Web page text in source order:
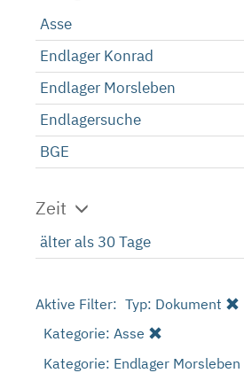
Asse
Endlager Konrad
Endlager Morsleben
Endlagersuche
BGE
Zeit
älter als 30 Tage
Aktive Filter: Typ: Dokument
Kategorie: Asse
Kategorie: Endlager Morsleben